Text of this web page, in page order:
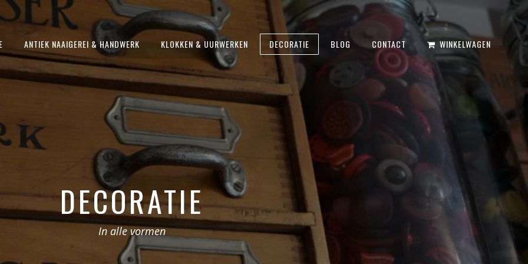
ANTIEK NAAIGEREI & HANDWERK KLOKKEN & UURWERKEN DECORATIE BLOG CONTACT WINKELWAGEN
DECORATIE
In alle vormen